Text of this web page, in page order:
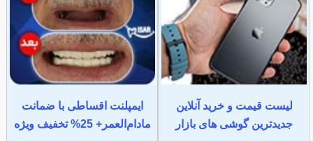
لیست قیمت و خرید آنلاین
جدیدترین گوشی های بازار
ایمپلنت اقساطی با ضمانت
مادام‌العمر+ 25% تخفیف ویژه